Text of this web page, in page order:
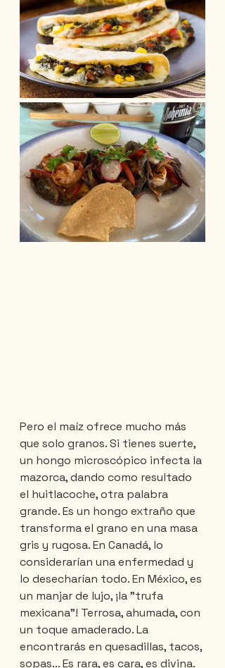
Pero el maíz ofrece mucho más
que solo granos. Si tienes suerte,
un hongo microscópico infecta la
mazorca, dando como resultado
el huitlacoche, otra palabra
grande. Es un hongo extraño que
transforma el grano en una masa
gris y rugosa. En Canadá, lo
considerarían una enfermedad y
lo desecharían todo. En México, es
un manjar de lujo, ¡la "trufa
mexicana"! Terrosa, ahumada, con
un toque amaderado. La
encontrarás en quesadillas, tacos,
sopas... Es rara, es cara, es divina.